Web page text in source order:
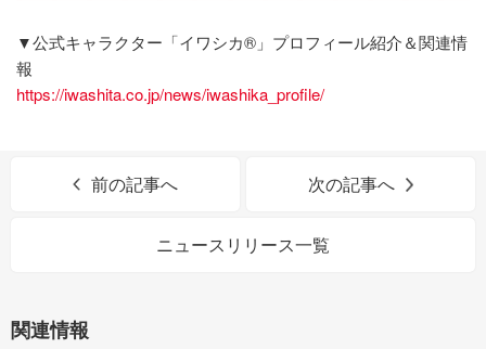
▼公式キャラクター「イワシカ®」プロフィール紹介＆関連情
報
https://iwashita.co.jp/news/iwashika_profile/
前の記事へ 次の記事へ
ニュースリリース一覧
関連情報